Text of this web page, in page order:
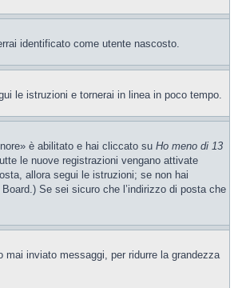
identificato come utente nascosto.
le istruzioni e tornerai in linea in poco tempo.
è abilitato e hai cliccato su Ho meno di 13
le nuove registrazioni vengano attivate
allora segui le istruzioni; se non hai
Se sei sicuro che l’indirizzo di posta che
inviato messaggi, per ridurre la grandezza